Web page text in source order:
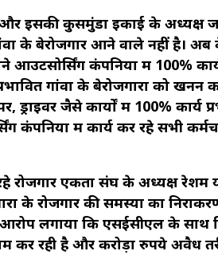
और इसकी कुसमुंडा इकाई के अध्यक्ष
के बेरोजगार आने वाले नहीं है। अब
आउटसोर्सिंग कंपनियों में 100%
गांवों के बेरोजगारों को खनन
जैसे कार्यों में 100% कार्य
कंपनियों में कार्य कर रहे सभी
एकता संघ के अध्यक्ष रेशम
के रोजगार की समस्या का
आरोप लगाया कि एसईसीएल के
कर रही है और करोड़ों रुपये अवैध